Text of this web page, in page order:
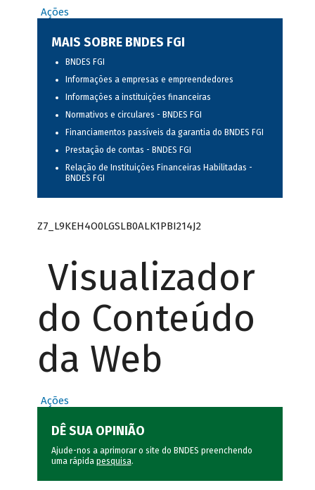
Ações
MAIS SOBRE BNDES FGI
BNDES FGI
Informações a empresas e empreendedores
Informações a instituições financeiras
Normativos e circulares - BNDES FGI
Financiamentos passíveis da garantia do BNDES FGI
Prestação de contas - BNDES FGI
Relação de Instituições Financeiras Habilitadas -
BNDES FGI
Z7_L9KEH4O0LGSLB0ALK1PBI214J2
Visualizador
do Conteúdo
da Web
Ações
DÊ SUA OPINIÃO
Ajude-nos a aprimorar o site do BNDES preenchendo
uma rápida pesquisa.